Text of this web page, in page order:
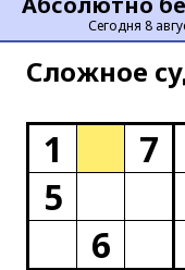
Сегодня 8
Сложное
1 7
5
6